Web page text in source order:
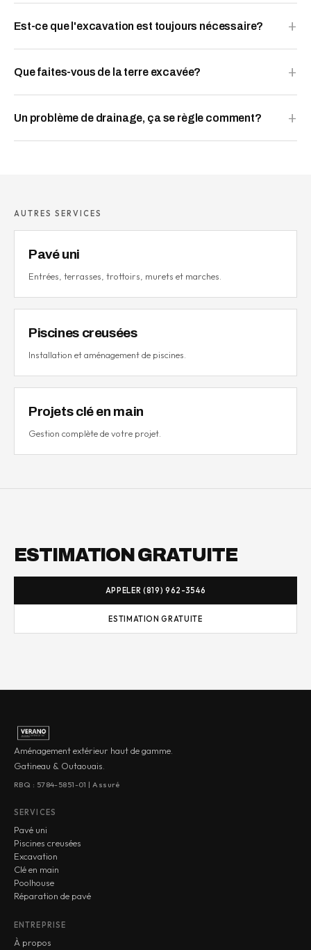
Est-ce que l'excavation est toujours nécessaire?
Que faites-vous de la terre excavée?
Un problème de drainage, ça se règle comment?
AUTRES SERVICES
Pavé uni
Entrées, terrasses, trottoirs, murets et marches.
Piscines creusées
Installation et aménagement de piscines.
Projets clé en main
Gestion complète de votre projet.
ESTIMATION GRATUITE
APPELER (819) 962-3546
ESTIMATION GRATUITE
Aménagement extérieur haut de gamme.
Gatineau & Outaouais.
RBQ : 5784-5851-01 | Assuré
SERVICES
Pavé uni
Piscines creusées
Excavation
Clé en main
Poolhouse
Réparation de pavé
ENTREPRISE
À propos